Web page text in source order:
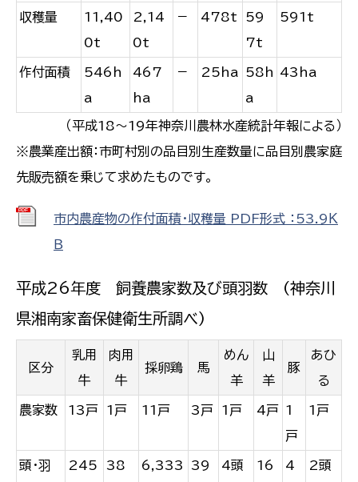
収穫量
11,40
0t
2,14
0t
－ 478t
59
7t
591t
作付面積
546h
a
467
ha
－ 25ha
58h
a
43ha
（平成18〜19年神奈川農林水産統計年報による）
※農業産出額：市町村別の品目別生産数量に品目別農家庭
先販売額を乗じて求めたものです。
市内農産物の作付面積・収穫量 PDF形式 ：53.9Ｋ
Ｂ
平成26年度 飼養農家数及び頭羽数 (神奈川
県湘南家畜保健衛生所調べ)
区分
乳用
牛
肉用
牛
採卵鶏 馬
めん
羊
山
羊
豚
あひ
る
農家数 13戸 1戸 11戸 3戸 1戸 4戸
1
戸
1戸
頭・羽 245 38 6,333 39 4頭 16 4 2頭